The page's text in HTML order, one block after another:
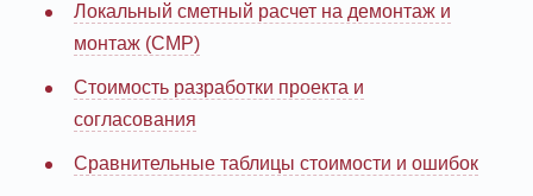
Локальный сметный расчет на демонтаж и
монтаж (СМР)
Стоимость разработки проекта и
согласования
Сравнительные таблицы стоимости и ошибок